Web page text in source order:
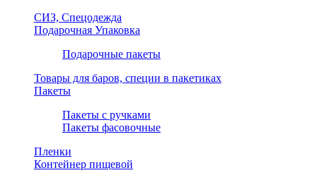
СИЗ, Спецодежда
Подарочная Упаковка
Подарочные пакеты
Товары для баров, специи в пакетиках
Пакеты
Пакеты с ручками
Пакеты фасовочные
Пленки
Контейнер пищевой